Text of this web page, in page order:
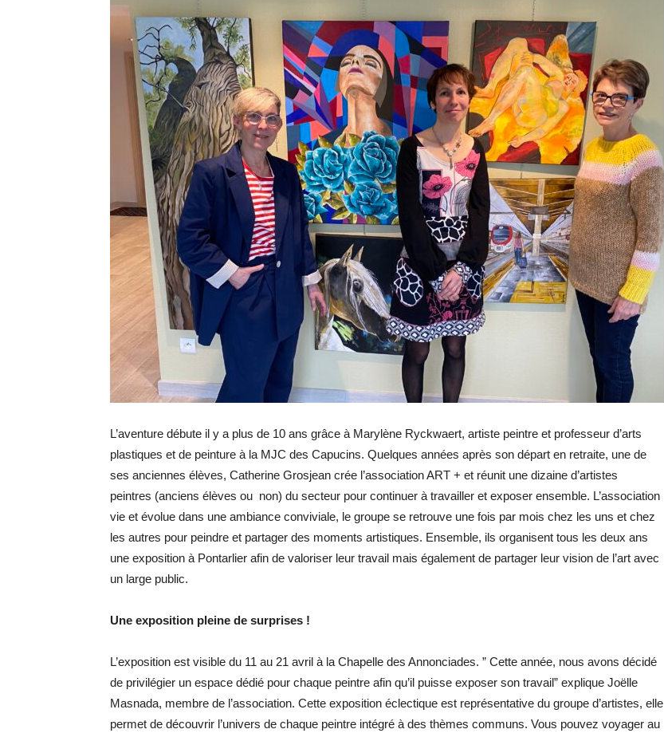
l'info
locale
–
L’aventure débute il y a plus de 10 ans grâce à Marylène Ryckwaert, artiste peintre et professeur d’arts
plastiques et de peinture à la MJC des Capucins. Quelques années après son départ en retraite, une de
ses anciennes élèves, Catherine Grosjean crée l’association ART + et réunit une dizaine d’artistes
peintres (anciens élèves ou non) du secteur pour continuer à travailler et exposer ensemble. L’association
vie et évolue dans une ambiance conviviale, le groupe se retrouve une fois par mois chez les uns et chez
les autres pour peindre et partager des moments artistiques. Ensemble, ils organisent tous les deux ans
une exposition à Pontarlier afin de valoriser leur travail mais également de partager leur vision de l’art avec
un large public.
Une exposition pleine de surprises !
L’exposition est visible du 11 au 21 avril à la Chapelle des Annonciades. ” Cette année, nous avons décidé
de privilégier un espace dédié pour chaque peintre afin qu’il puisse exposer son travail” explique Joëlle
Masnada, membre de l’association. Cette exposition éclectique est représentative du groupe d’artistes, elle
permet de découvrir l’univers de chaque peintre intégré à des thèmes communs. Vous pouvez voyager au